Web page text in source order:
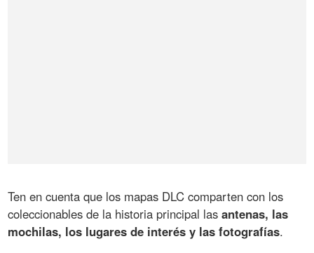
Ten en cuenta que los mapas DLC comparten con los
coleccionables de la historia principal lasantenas, las
mochilas, los lugares de interés y las fotografías.